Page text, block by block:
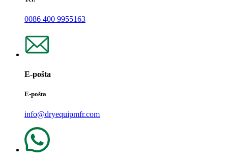
0086 400 9955163
E-pošta
E-pošta
info@dryequipmfr.com